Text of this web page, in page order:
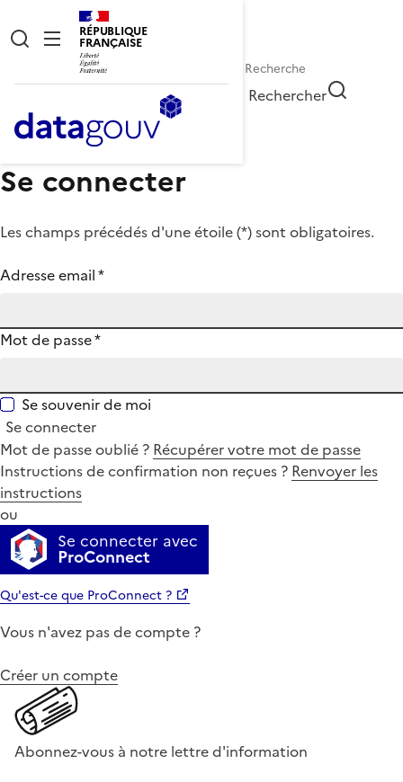
RÉPUBLIQUE
FRANÇAISE
Rechercher
Se connecter
Les champs précédés d'une étoile (*) sont obligatoires.
Adresse email*
Mot de passe*
Se souvenir de moi
Se connecter
Mot de passe oublié ? Récupérer votre mot de passe
Instructions de confirmation non reçues ? Renvoyer les
instructions
ou
Se connecter avec
ProConnect
Qu'est-ce que ProConnect ?
Vous n'avez pas de compte ?
Créer un compte
Abonnez-vous à notre lettre d'information